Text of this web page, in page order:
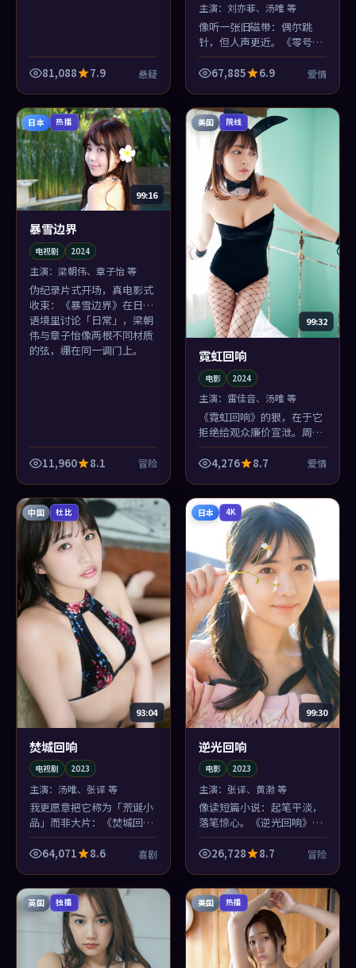
81,088 7.9 悬疑
主演：刘亦菲、汤唯 等
像听一张旧磁带：偶尔跳
针，但人声更近。《零号回
响》的英国质感与爱情冲突
并置，反而生出奇怪的亲
67,885 6.9 爱情
日本 热播
99:16
暴雪边界
电视剧 2024
主演： 梁朝伟、章子怡 等
伪纪录片式开场，真电影式
收束：《暴雪边界》在日本
语境里讨论「日常」，梁朝
伟与章子怡像两根不同材质
的弦，绷在同一调门上。
11,960 8.1 冒险
美国 院线
99:32
霓虹回响
电影 2024
主演： 雷佳音、汤唯 等
《霓虹回响》的狠，在于它
拒绝给观众廉价宣泄。周迅
该哭的时候不哭，该笑的时
候笑一下，像把盐撒进伤口
4,276 8.7 爱情
中国 杜比
93:04
焚城回响
电视剧 2023
主演： 汤唯、张译 等
我更愿意把它称为「荒诞小
品」而非大片：《焚城回
响》在2023年的语境里，轻
轻撕开了我们对谎言的懒惰
64,071 8.6 喜剧
日本 4K
99:30
逆光回响
电影 2023
主演：张译、黄渤 等
像读短篇小说：起笔平淡，
落笔惊心。《逆光回响》的
电影结构不炫技，但张译最
后一句台词会把人钉在座位
26,728 8.7 冒险
英国 独播 美国 热播